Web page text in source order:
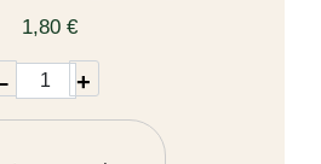
1,80 €
+